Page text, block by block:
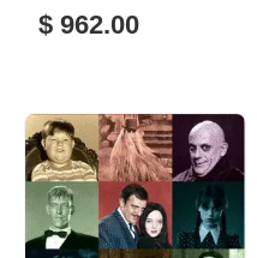
ANDRÉS
$ 962.00